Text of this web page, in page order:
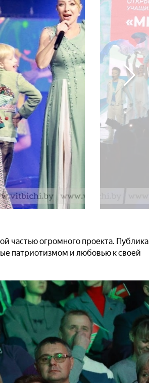
частью огромного проекта. Публика
патриотизмом и любовью к своей